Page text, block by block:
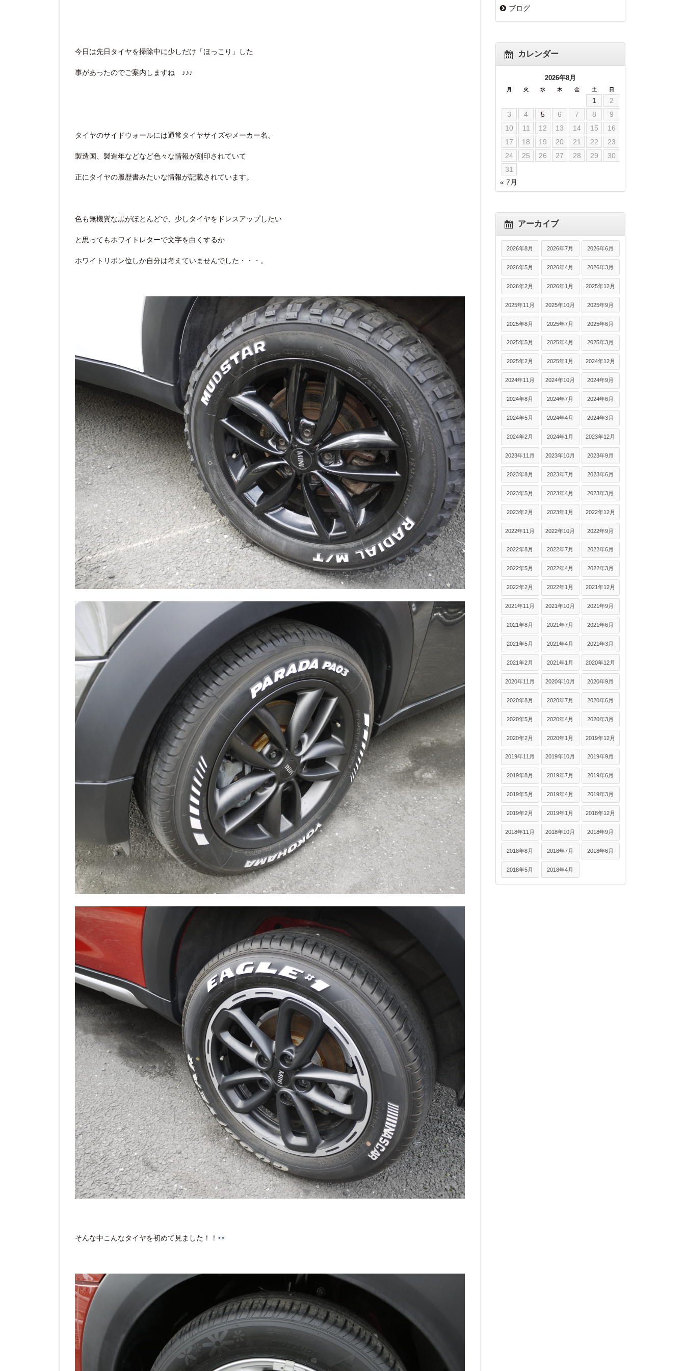
今日は先日タイヤを掃除中に少しだけ「ほっこり」した
事があったのでご案内しますね ♪♪♪
タイヤのサイドウォールには通常タイヤサイズやメーカー名、
製造国、製造年などなど色々な情報が刻印されていて
正にタイヤの履歴書みたいな情報が記載されています。
色も無機質な黒がほとんどで、少しタイヤをドレスアップしたい
と思ってもホワイトレターで文字を白くするか
ホワイトリボン位しか自分は考えていませんでした・・・。
そんな中こんなタイヤを初めて見ました！！
ブログ
カレンダー
2026年8月
月 火 水 木 金 土 日
1
2
3
4 5 6 7 8
9
10
11 12 13 14 15
16
17
18 19 20 21 22
23
24
25 26 27 28 29
30
31
« 7月
アーカイブ
2026年8月 2026年7月 2026年6月
2026年5月 2026年4月 2026年3月
2026年2月 2026年1月 2025年12月
2025年11月 2025年10月 2025年9月
2025年8月 2025年7月 2025年6月
2025年5月 2025年4月 2025年3月
2025年2月 2025年1月 2024年12月
2024年11月 2024年10月 2024年9月
2024年8月 2024年7月 2024年6月
2024年5月 2024年4月 2024年3月
2024年2月 2024年1月 2023年12月
2023年11月 2023年10月 2023年9月
2023年8月 2023年7月 2023年6月
2023年5月 2023年4月 2023年3月
2023年2月 2023年1月 2022年12月
2022年11月 2022年10月 2022年9月
2022年8月 2022年7月 2022年6月
2022年5月 2022年4月 2022年3月
2022年2月 2022年1月 2021年12月
2021年11月 2021年10月 2021年9月
2021年8月 2021年7月 2021年6月
2021年5月 2021年4月 2021年3月
2021年2月 2021年1月 2020年12月
2020年11月 2020年10月 2020年9月
2020年8月 2020年7月 2020年6月
2020年5月 2020年4月 2020年3月
2020年2月 2020年1月 2019年12月
2019年11月 2019年10月 2019年9月
2019年8月 2019年7月 2019年6月
2019年5月 2019年4月 2019年3月
2019年2月 2019年1月 2018年12月
2018年11月 2018年10月 2018年9月
2018年8月 2018年7月 2018年6月
2018年5月 2018年4月